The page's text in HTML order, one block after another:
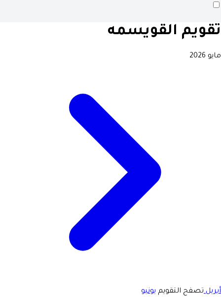
تقويم القويسمه
مايو 2026
أبريلتصفح التقويم يونيو